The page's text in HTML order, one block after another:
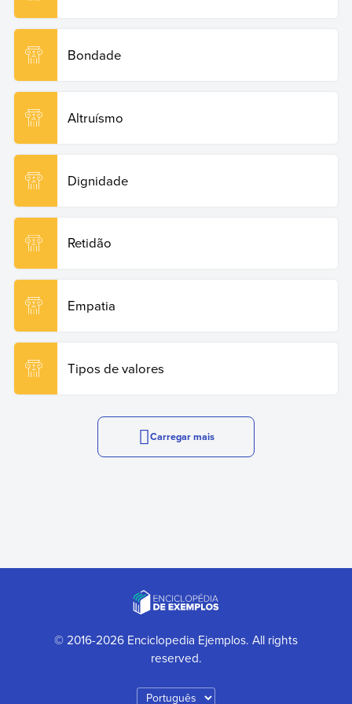
Bondade
Altruísmo
Dignidade
Retidão
Empatia
Tipos de valores
Carregar mais
© 2016-2026 Enciclopedia Ejemplos. All rights
reserved.